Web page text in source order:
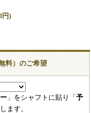
円)
料）のご希望
」をシャフトに貼り「予
ます。